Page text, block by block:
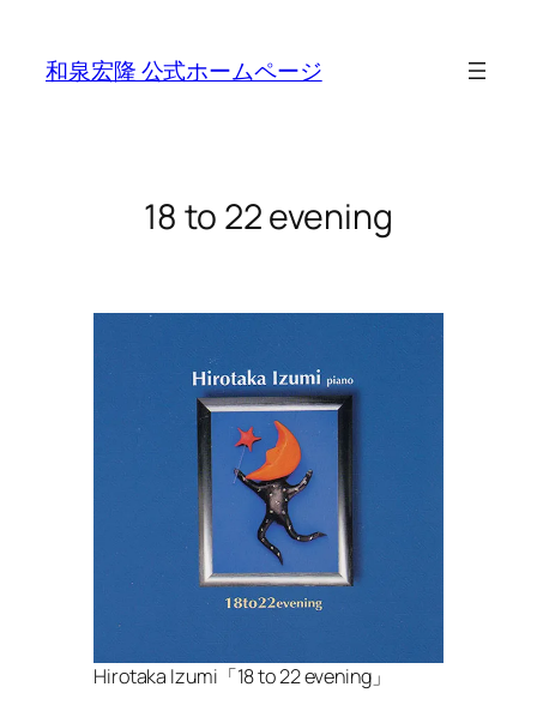
content
和泉宏隆 公式ホームページ
18 to 22 evening
Hirotaka Izumi「18 to 22 evening」